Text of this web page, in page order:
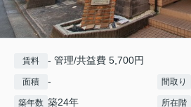
賃料 - 管理/共益費 5,700円
面積 - 間取り
築年数 築24年 所在階